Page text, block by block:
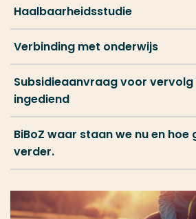
Haalbaarheidsstudie
Verbinding met onderwijs
Subsidieaanvraag voor vervolg
ingediend
BiBoZ waar staan we nu en hoe
verder.